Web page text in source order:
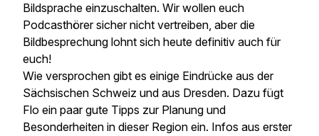
Bildsprache einzuschalten. Wir wollen euch
Podcasthörer sicher nicht vertreiben, aber die
Bildbesprechung lohnt sich heute definitiv auch für
euch!
Wie versprochen gibt es einige Eindrücke aus der
Sächsischen Schweiz und aus Dresden. Dazu fügt
Flo ein paar gute Tipps zur Planung und
Besonderheiten in dieser Region ein. Infos aus erster